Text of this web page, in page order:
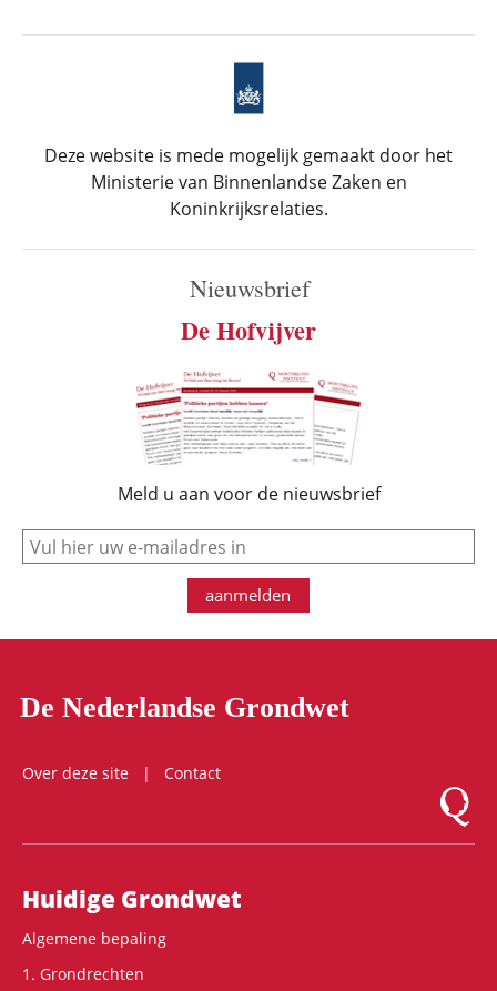
Deze website is mede mogelijk gemaakt door het
Ministerie van Binnenlandse Zaken en
Koninkrijksrelaties.
Nieuwsbrief
De Hofvijver
Meld u aan voor de nieuwsbrief
e-mail
aanmelden
De Nederlandse Grondwet
Over deze site
Contact
Logo
Hoofdnavigatie
Huidige Grondwet
Algemene bepaling
1. Grondrechten